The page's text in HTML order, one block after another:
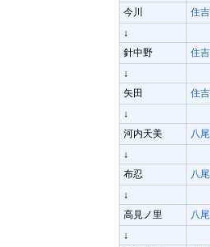
今川
住
↓
針中野
住
↓
矢田
住
↓
河内天美
八
↓
布忍
八
↓
高見ノ里
八
↓